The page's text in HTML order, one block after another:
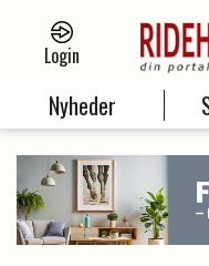
Login
Nyheder